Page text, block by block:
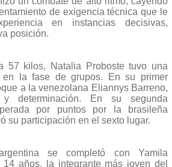
de exigencia técnica que le
en instancias decisivas,
posición.
57 kilos, Natalia Proboste tuvo una
en la fase de grupos. En su primer
a la venezolana Eliannys Barreno,
y determinación. En su segunda
por puntos por la brasileña
su participación en el sexto lugar.
se completó con Yamila
años, la integrante más joven del